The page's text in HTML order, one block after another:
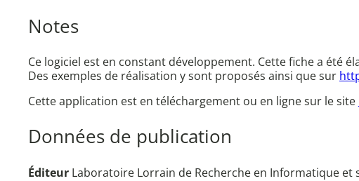
Notes
Ce logiciel est en constant développement. Cette fiche a été
Des exemples de réalisation y sont proposés ainsi que sur
Cette application est en téléchargement ou en ligne sur le site
Données de publication
Éditeur Laboratoire Lorrain de Recherche en Informatique et